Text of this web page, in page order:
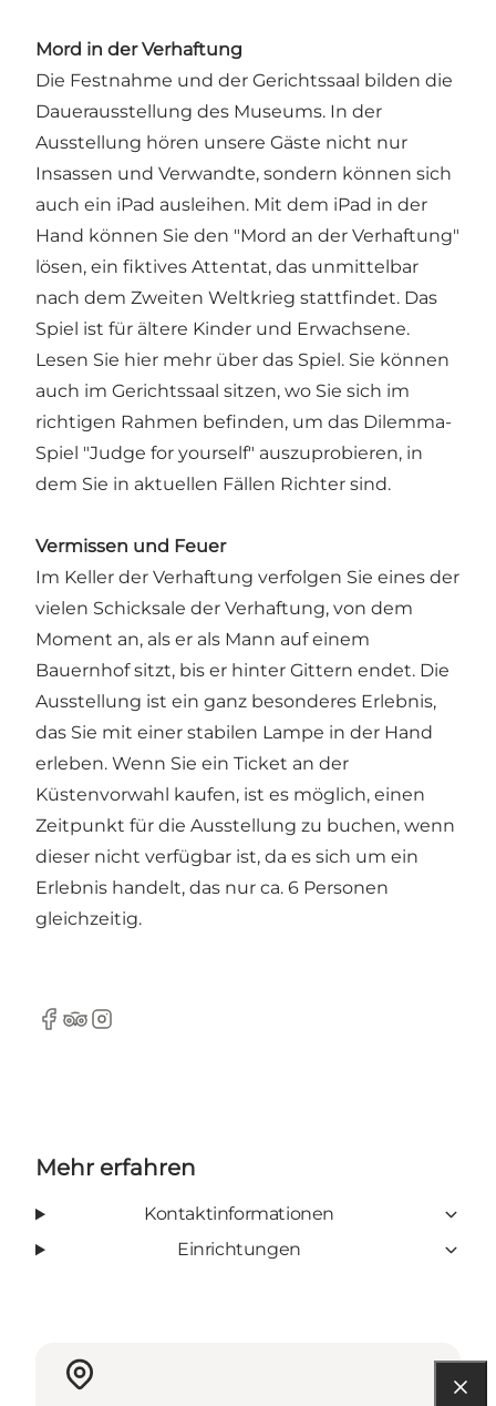
Mord in der Verhaftung
Die Festnahme und der Gerichtssaal bilden die
Dauerausstellung des Museums. In der
Ausstellung hören unsere Gäste nicht nur
Insassen und Verwandte, sondern können sich
auch ein iPad ausleihen. Mit dem iPad in der
Hand können Sie den "Mord an der Verhaftung"
lösen, ein fiktives Attentat, das unmittelbar
nach dem Zweiten Weltkrieg stattfindet. Das
Spiel ist für ältere Kinder und Erwachsene.
Lesen Sie hier mehr über das Spiel. Sie können
auch im Gerichtssaal sitzen, wo Sie sich im
richtigen Rahmen befinden, um das Dilemma-
Spiel "Judge for yourself" auszuprobieren, in
dem Sie in aktuellen Fällen Richter sind.
Vermissen und Feuer
Im Keller der Verhaftung verfolgen Sie eines der
vielen Schicksale der Verhaftung, von dem
Moment an, als er als Mann auf einem
Bauernhof sitzt, bis er hinter Gittern endet. Die
Ausstellung ist ein ganz besonderes Erlebnis,
das Sie mit einer stabilen Lampe in der Hand
erleben. Wenn Sie ein Ticket an der
Küstenvorwahl kaufen, ist es möglich, einen
Zeitpunkt für die Ausstellung zu buchen, wenn
dieser nicht verfügbar ist, da es sich um ein
Erlebnis handelt, das nur ca. 6 Personen
gleichzeitig.
Facebook
Tripadvisor
Instagram
Mehr erfahren
Kontaktinformationen
Einrichtungen